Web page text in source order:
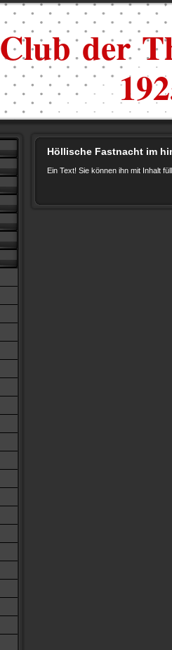
Club der
Höllische Fastnacht im
Ein Text! Sie können ihn mit Inhalt